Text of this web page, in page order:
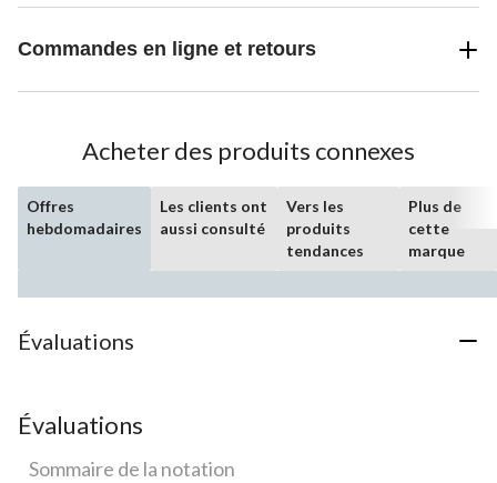
Commandes en ligne et retours
Acheter des produits connexes
Offres
hebdomadaires
Les clients ont
aussi consulté
Vers les
produits
tendances
Plus de
cette
marque
Évaluations
Évaluations
Sommaire de la notation